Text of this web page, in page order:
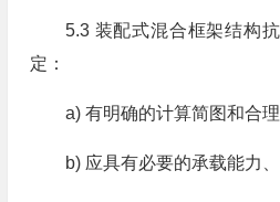
5.3 装配式混合框架结构
定：
a) 有明确的计算简图和合
b) 应具有必要的承载能力